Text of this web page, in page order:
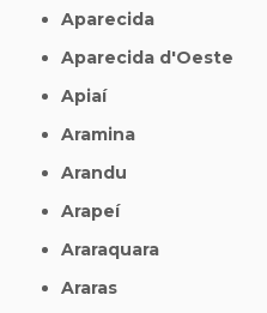
Aparecida
Aparecida d'Oeste
Apiaí
Aramina
Arandu
Arapeí
Araraquara
Araras